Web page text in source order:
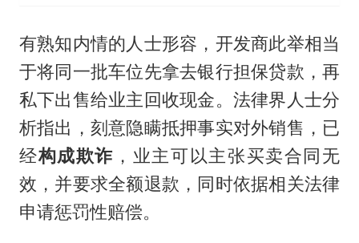
有熟知内情的人士形容，开发商此举相当
于将同一批车位先拿去银行担保贷款，再
私下出售给业主回收现金。法律界人士分
析指出，刻意隐瞒抵押事实对外销售，已
经构成欺诈 ，业主可以主张买卖合同无
效，并要求全额退款，同时依据相关法律
申请惩罚性赔偿。